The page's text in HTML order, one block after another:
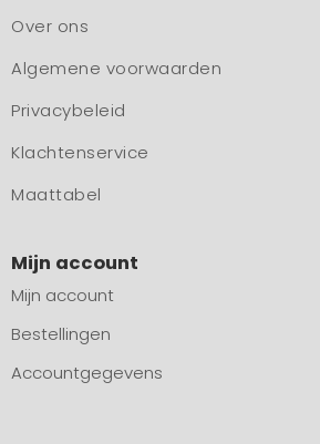
Over ons
Algemene voorwaarden
Privacybeleid
Klachtenservice
Maattabel
Mijn account
Mijn account
Bestellingen
Accountgegevens